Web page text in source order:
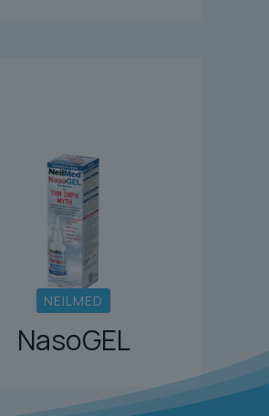
NEILMED
NasoGEL